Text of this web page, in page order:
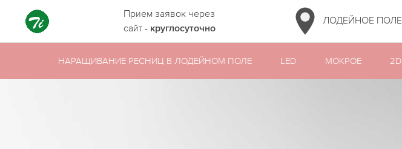
Прием заявок через
сайт - круглосуточно
ЛОДЕЙНОЕ ПОЛЕ
НАРАЩИВАНИЕ РЕСНИЦ В ЛОДЕЙНОМ ПОЛЕ LED МОКРОЕ 2D